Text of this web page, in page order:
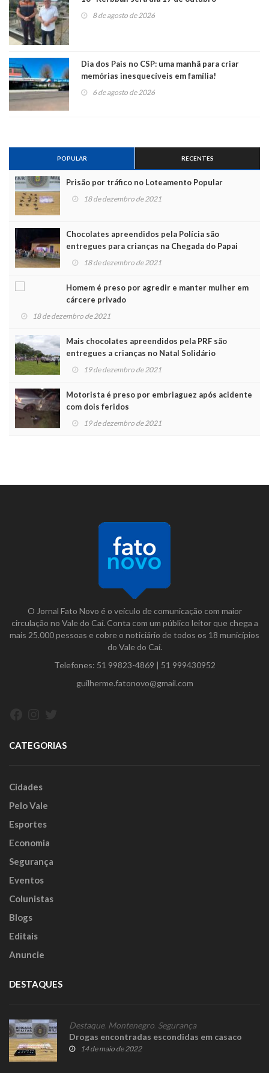
8 de agosto de 2026
Dia dos Pais no CSP: uma manhã para criar
memórias inesquecíveis em família!
6 de agosto de 2026
POPULAR RECENTES
Prisão por tráfico no Loteamento Popular
18 de dezembro de 2021
Chocolates apreendidos pela Polícia são
entregues para crianças na Chegada do Papai
Noel 18 de dezembro de 2021
Homem é preso por agredir e manter mulher em
cárcere privado
18 de dezembro de 2021
Mais chocolates apreendidos pela PRF são
entregues a crianças no Natal Solidário
19 de dezembro de 2021
Motorista é preso por embriaguez após acidente
com dois feridos
19 de dezembro de 2021
O Jornal Fato Novo é o veículo de comunicação com maior
circulação no Vale do Caí. Conta com um público leitor que chega a
mais 25.000 pessoas e cobre o noticiário de todos os 18 municípios
do Vale do Caí.
Telefones: 51 99823-4869 | 51 999430952
guilherme.fatonovo@gmail.com
CATEGORIAS
Cidades
Pelo Vale
Esportes
Economia
Segurança
Eventos
Colunistas
Blogs
Editais
Anuncie
DESTAQUES
Destaque, Montenegro Segurança
Drogas encontradas escondidas em casaco
14 de maio de 2022